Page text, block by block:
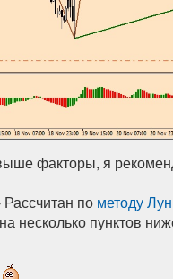
факторы, я
по методу
несколько пунктов